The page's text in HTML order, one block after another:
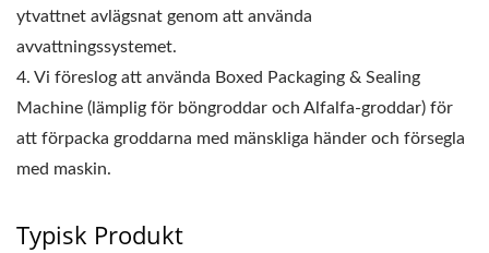
ytvattnet avlägsnat genom att använda
avvattningssystemet.
4. Vi föreslog att använda Boxed Packaging & Sealing
Machine (lämplig för böngroddar och Alfalfa-groddar) för
att förpacka groddarna med mänskliga händer och försegla
med maskin.
Typisk Produkt